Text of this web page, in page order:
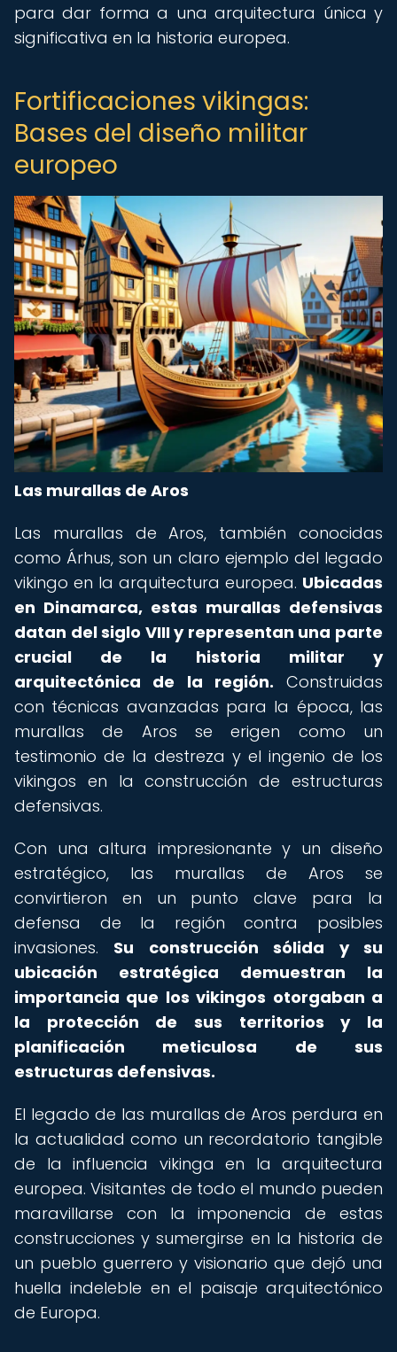
para dar forma a una arquitectura única y
significativa en la historia europea.
Fortificaciones vikingas:
Bases del diseño militar
europeo
Las murallas de Aros
Las murallas de Aros, también conocidas
como Árhus, son un claro ejemplo del legado
vikingo en la arquitectura europea. Ubicadas
en Dinamarca, estas murallas defensivas
datan del siglo VIII y representan una parte
crucial de la historia militar y
arquitectónica de la región. Construidas
con técnicas avanzadas para la época, las
murallas de Aros se erigen como un
testimonio de la destreza y el ingenio de los
vikingos en la construcción de estructuras
defensivas.
Con una altura impresionante y un diseño
estratégico, las murallas de Aros se
convirtieron en un punto clave para la
defensa de la región contra posibles
invasiones. Su construcción sólida y su
ubicación estratégica demuestran la
importancia que los vikingos otorgaban a
la protección de sus territorios y la
planificación meticulosa de sus
estructuras defensivas.
El legado de las murallas de Aros perdura en
la actualidad como un recordatorio tangible
de la influencia vikinga en la arquitectura
europea. Visitantes de todo el mundo pueden
maravillarse con la imponencia de estas
construcciones y sumergirse en la historia de
un pueblo guerrero y visionario que dejó una
huella indeleble en el paisaje arquitectónico
de Europa.